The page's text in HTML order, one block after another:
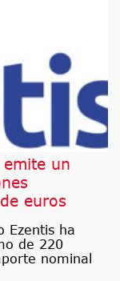
emite un
euros
Ezentis ha
de 220
nominal